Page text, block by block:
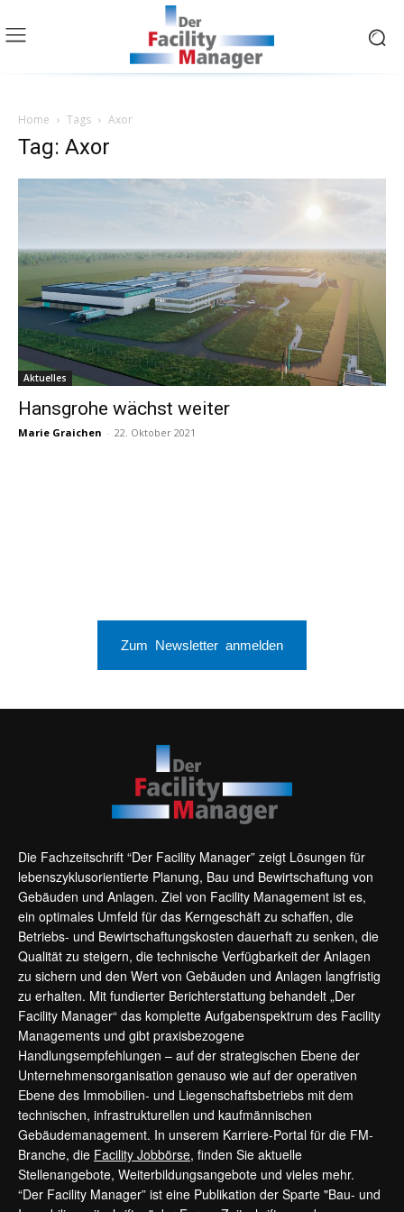
Home Tags Axor
Tag: Axor
Aktuelles
Hansgrohe wächst weiter
Marie Graichen - 22. Oktober 2021
Zum Newsletter anmelden
Die Fachzeitschrift “Der Facility Manager” zeigt Lösungen für
lebenszyklusorientierte Planung, Bau und Bewirtschaftung von
Gebäuden und Anlagen. Ziel von Facility Management ist es,
ein optimales Umfeld für das Kerngeschäft zu schaffen, die
Betriebs- und Bewirtschaftungskosten dauerhaft zu senken, die
Qualität zu steigern, die technische Verfügbarkeit der Anlagen
zu sichern und den Wert von Gebäuden und Anlagen langfristig
zu erhalten. Mit fundierter Berichterstattung behandelt „Der
Facility Manager“ das komplette Aufgabenspektrum des Facility
Managements und gibt praxisbezogene
Handlungsempfehlungen – auf der strategischen Ebene der
Unternehmensorganisation genauso wie auf der operativen
Ebene des Immobilien- und Liegenschaftsbetriebs mit dem
technischen, infrastrukturellen und kaufmännischen
Gebäudemanagement. In unserem Karriere-Portal für die FM-
Branche, die Facility Jobbörse, finden Sie aktuelle
Stellenangebote, Weiterbildungsangebote und vieles mehr.
“Der Facility Manager” ist eine Publikation der Sparte "Bau- und